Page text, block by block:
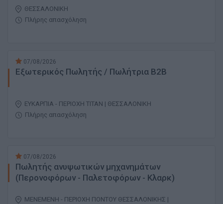
ΘΕΣΣΑΛΟΝΙΚΗ
Πλήρης απασχόληση
07/08/2026
Εξωτερικός Πωλητής / Πωλήτρια B2B
EΥΚΑΡΠΙΑ - ΠΕΡΙΟΧΗ ΤΙΤΑΝ | ΘΕΣΣΑΛΟΝΙΚΗ
Πλήρης απασχόληση
07/08/2026
Πωλητής ανυψωτικών μηχανημάτων
(Περονοφόρων - Παλετοφόρων - Κλαρκ)
ΜΕΝΕΜΕΝΗ - ΠΕΡΙΟΧΗ ΠΟΝΤΟΥ ΘΕΣΣΑΛΟΝΙΚΗΣ |